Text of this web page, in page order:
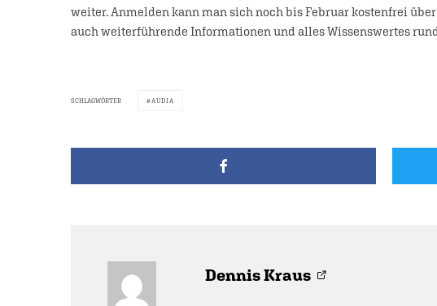
weiter. Anmelden kann man sich noch bis Februar kostenfrei über
auch weiterführende Informationen und alles Wissenswertes
SCHLAGWÖRTER AUDIA
Dennis Kraus